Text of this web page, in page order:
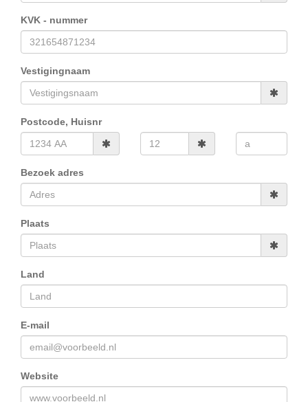
KVK - nummer
Vestigingnaam
Postcode, Huisnr
Bezoek adres
Plaats
Land
E-mail
Website